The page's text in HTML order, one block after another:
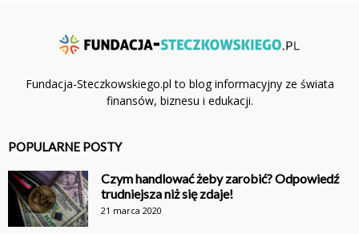
Fundacja-Steczkowskiego.pl to blog informacyjny ze świata
finansów, biznesu i edukacji.
POPULARNE POSTY
Czym handlować żeby zarobić? Odpowiedź
trudniejsza niż się zdaje!
21 marca 2020